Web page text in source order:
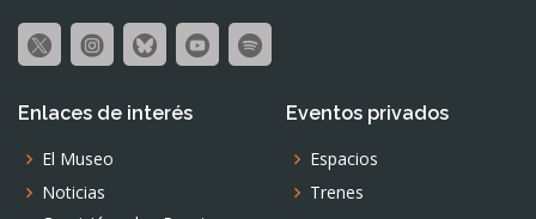
Enlaces de interés
El Museo
Noticias
Eventos privados
Espacios
Trenes